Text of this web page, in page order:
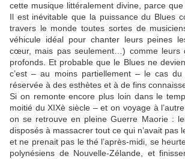
cette musique littéralement divine, parce que
Il est inévitable que la puissance du Blues
travers le monde toutes sortes de
véhicule idéal pour chanter leurs peines
cœur, mais pas seulement…) comme leurs
profonds. Et probable que le Blues ne
c’est – au moins partiellement – le cas
réservée à des esthètes et à de fins
Si on remonte encore plus loin dans le
moitié du XIXè siècle – et on voyage à
on se retrouve en pleine Guerre Maorie :
disposés à massacrer tout ce qui n’avait pas
et ne prenait pas le thé l’après-midi, se
polynésiens de Nouvelle-Zélande, et